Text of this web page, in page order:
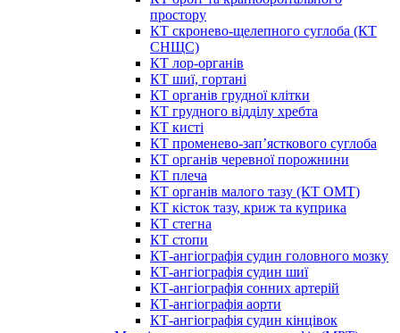
простору
КТ скронево-щелепного суглоба (КТ
СНЩС)
КТ лор-органів
КТ шиї, гортані
КТ органів грудної клітки
КТ грудного відділу хребта
КТ кисті
КТ променево-зап’ясткового суглоба
КТ органів черевної порожнини
КТ плеча
КТ органів малого тазу (КТ ОМТ)
КТ кісток тазу, криж та куприка
КТ стегна
КТ стопи
КТ-ангіографія судин головного мозку
КТ-ангіографія судин шиї
КТ-ангіографія сонних артерій
КТ-ангіографія аорти
КТ-ангіографія судин кінцівок